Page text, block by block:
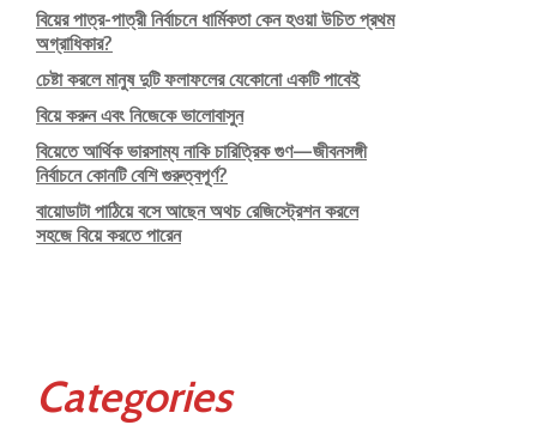
বিয়ের পাত্র-পাত্রী নির্বাচনে ধার্মিকতা কেন হওয়া উচিত প্রথম
অগ্রাধিকার?
চেষ্টা করলে মানুষ দুটি ফলাফলের যেকোনো একটি পাবেই
বিয়ে করুন এবং নিজেকে ভালোবাসুন
বিয়েতে আর্থিক ভারসাম্য নাকি চারিত্রিক গুণ—জীবনসঙ্গী
নির্বাচনে কোনটি বেশি গুরুত্বপূর্ণ?
বায়োডাটা পাঠিয়ে বসে আছেন অথচ রেজিস্ট্রেশন করলে
সহজে বিয়ে করতে পারেন
Categories